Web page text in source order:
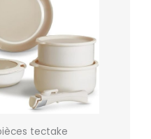
tectake